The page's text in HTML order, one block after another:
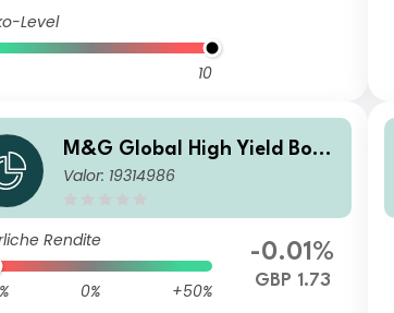
Level
10
M&G Global High Yield Bond
Fund Sterling R Acc
Valor: 19314986
Rendite
0%
+50%
-0.01%
GBP 1.73